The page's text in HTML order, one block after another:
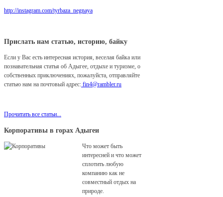
http://instagram.com/tyrbaza_negnaya
Прислать нам статью, историю, байку
Если у Вас есть интересная история, веселая байка или
познавательная статья об Адыгее, отдыхе и туризме, о
собственных приключениях, пожалуйста, отправляйте
статью нам на почтовый адрес: fin4@rambler.ru
Прочитать все статьи...
Корпоративы в горах Адыгеи
Что может быть
интересней и что может
сплотить любую
компанию как не
совместный отдых на
природе.